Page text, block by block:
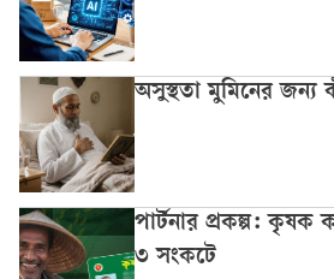
অসুস্থতা মুমিনের জন্য
পার্টনার প্রকল্প: কৃষক কার্ড
৩ সংকটে